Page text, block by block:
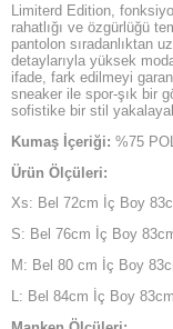
Limiterd Edition,
rahatlığı ve özgürlüğü
pantolon sıradanlıktan
detaylarıyla yüksek
ifade, fark edilmeyi
sneaker ile spor-şık bir
sofistike bir stil
Kumaş İçeriği: %75
Ürün Ölçüleri:
Xs: Bel 72cm İç Boy
S: Bel 76cm İç Boy
M: Bel 80 cm İç Boy
L: Bel 84cm İç Boy 83cm